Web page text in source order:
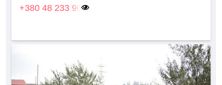
+380 48 233 90